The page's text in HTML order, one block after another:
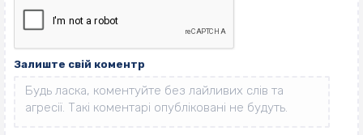
Залиште свій коментр